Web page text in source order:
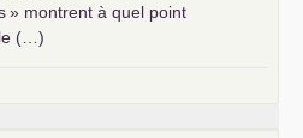
» montrent à quel point
(…)